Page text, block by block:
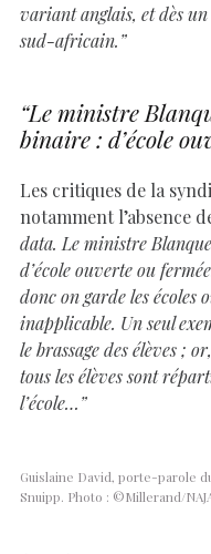
variant anglais, et dès
sud-africain.”
“Le ministre
binaire : d’école
Les critiques de la
notamment l’absence
data. Le ministre
d’école ouverte ou
donc on garde les écoles
inapplicable. Un seul
le brassage des élèves ;
tous les élèves sont
l’école…”
Guislaine David, porte-parole
Snuipp. Photo : ©Millerand/